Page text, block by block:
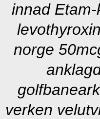
innad
norge
verken